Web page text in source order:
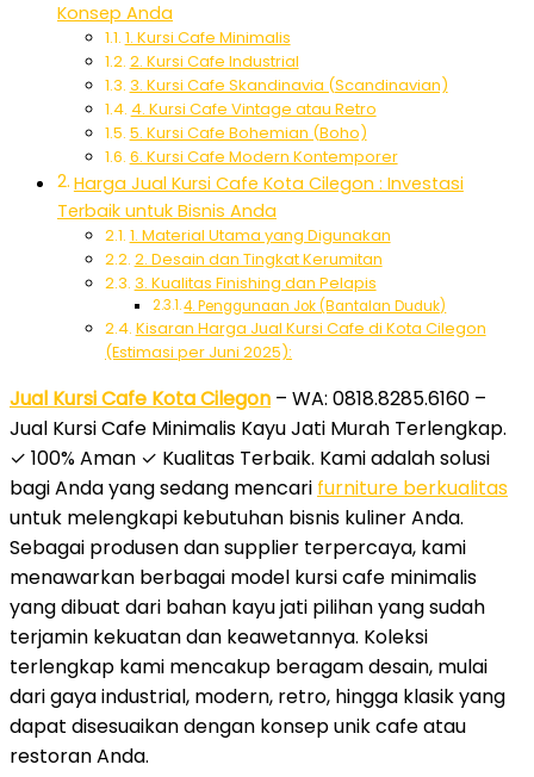
Konsep Anda
1. Kursi Cafe Minimalis
2. Kursi Cafe Industrial
3. Kursi Cafe Skandinavia (Scandinavian)
4. Kursi Cafe Vintage atau Retro
5. Kursi Cafe Bohemian (Boho)
6. Kursi Cafe Modern Kontemporer
Harga Jual Kursi Cafe Kota Cilegon : Investasi
Terbaik untuk Bisnis Anda
1. Material Utama yang Digunakan
2. Desain dan Tingkat Kerumitan
3. Kualitas Finishing dan Pelapis
4. Penggunaan Jok (Bantalan Duduk)
Kisaran Harga Jual Kursi Cafe di Kota Cilegon
(Estimasi per Juni 2025):
Jual Kursi Cafe Kota Cilegon – WA: 0818.8285.6160 –
Jual Kursi Cafe Minimalis Kayu Jati Murah Terlengkap.
✓ 100% Aman ✓ Kualitas Terbaik. Kami adalah solusi
bagi Anda yang sedang mencari furniture berkualitas
untuk melengkapi kebutuhan bisnis kuliner Anda.
Sebagai produsen dan supplier terpercaya, kami
menawarkan berbagai model kursi cafe minimalis
yang dibuat dari bahan kayu jati pilihan yang sudah
terjamin kekuatan dan keawetannya. Koleksi
terlengkap kami mencakup beragam desain, mulai
dari gaya industrial, modern, retro, hingga klasik yang
dapat disesuaikan dengan konsep unik cafe atau
restoran Anda.